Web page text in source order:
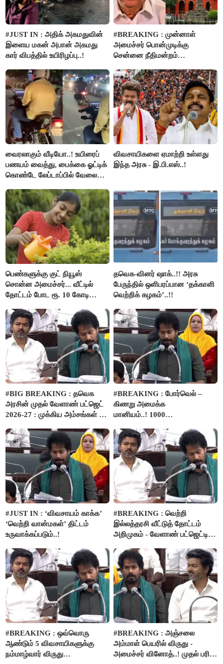
#JUST IN : அதிக் அகமதுவின்
இளைய மகன் அபான் அகமது
கார் விபத்தில் உயிரிழப்பு..!
#BREAKING : முன்னாள்
அமைச்சர் பொன்முடிக்கு
சென்னை நீதிமன்றம்
வைரலாகும் வீடியோ..! உயிரைப்
பணயம் வைத்து, பைக்கை ஓட்டிக்
கொண்டே லேப்டாப்பில் வேலை
விவசாயிகளை ஏமாற்றி உள்ளது
இந்த அரசு - இ.பி.எஸ்..!
பெண்களுக்கு குட் நியூஸ்
சொன்ன அமைச்சர்... வீட்டில்
தோட்டம் போட ரூ. 10 கோடி
தவெக-வினர் ஷாக்..!! அரசு
பேருந்தில் ஒளிபரப்பான ‘தக்காளி
வெற்றிக் கழகம்’..!!
#BIG BREAKING : தவெக
அரசின் முதல் வேளாண் பட்ஜெட்
2026-27 : முக்கிய அம்சங்கள் ஓர்
#BREAKING : போர்வெல் –
கிணறு அமைக்க
மானியம்..! 1000
பம்புசெட் வழங்கப்படும்..!
#JUST IN : ‘விவசாயம் காக்க’
‘வெற்றி வான்மகள்’ திட்டம்
உருவாக்கப்படும்..!
#BREAKING : வெற்றி
இல்லத்தரசி வீட்டுத் தோட்டம்
அறிமுகம் - வேளாண் பட்ஜெட்டில்
#BREAKING : ஒவ்வொரு
ஆண்டும் 5 விவசாயிகளுக்கு
நம்மாழ்வார் விருது
#BREAKING : அஞ்சலை
அம்மாள் பெயரில் விருது -
அமைச்சர் வினோத்..! முதல் பரிசு